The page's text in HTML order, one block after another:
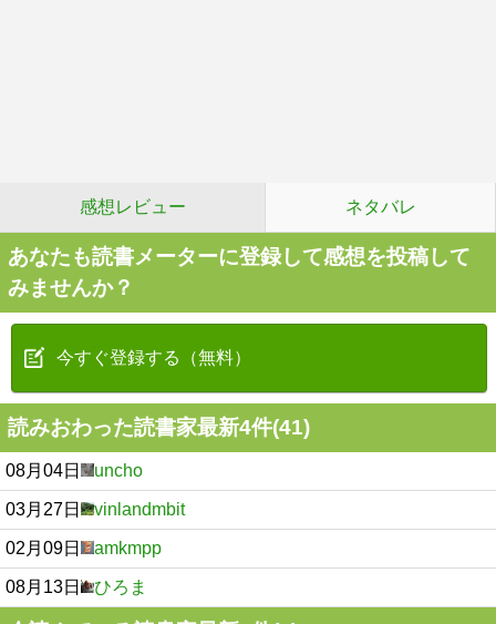
感想レビュー ネタバレ
あなたも読書メーターに登録して感想を投稿して
みませんか？
今すぐ登録する（無料）
読みおわった読書家最新4件(41)
08月04日 uncho
03月27日 vinlandmbit
02月09日 amkmpp
08月13日 ひろま